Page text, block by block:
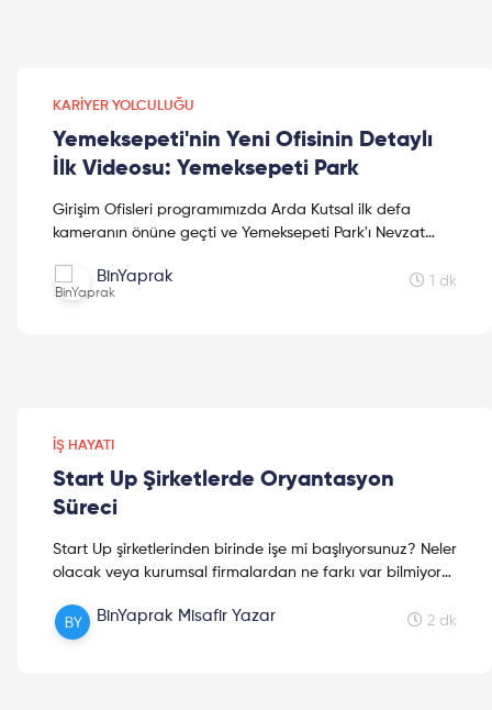
KARIYER YOLCULUĞU
Yemeksepeti'nin Yeni Ofisinin Detaylı
İlk Videosu: Yemeksepeti Park
Girişim Ofisleri programımızda Arda Kutsal ilk defa
kameranın önüne geçti ve Yemeksepeti Park'ı Nevzat
BinYaprak 1 dk
İŞ HAYATI
Start Up Şirketlerde Oryantasyon
Süreci
Start Up şirketlerinden birinde işe mi başlıyorsunuz? Neler
olacak veya kurumsal firmalardan ne farkı var bilmiyor
ilk gününüze yardımcı olmaya çalışıyor! Keyifli okumalar!
BinYaprak Misafir Yazar 2 dk